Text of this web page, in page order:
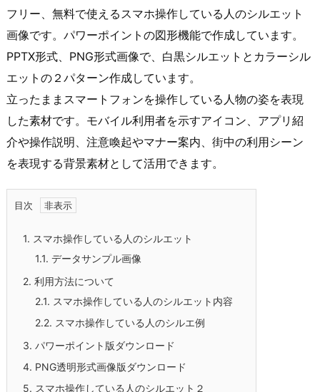
フリー、無料で使えるスマホ操作している人のシルエット
画像です。パワーポイントの図形機能で作成しています。
PPTX形式、PNG形式画像で、白黒シルエットとカラーシル
エットの２パターン作成しています。
立ったままスマートフォンを操作している人物の姿を表現
した素材です。モバイル利用者を示すアイコン、アプリ紹
介や操作説明、注意喚起やマナー案内、街中の利用シーン
を表現する背景素材として活用できます。
目次
1. スマホ操作している人のシルエット
1.1. データサンプル画像
2. 利用方法について
2.1. スマホ操作している人のシルエット内容
2.2. スマホ操作している人のシルエ例
3. パワーポイント版ダウンロード
4. PNG透明形式画像版ダウンロード
5. スマホ操作している人のシルエット２